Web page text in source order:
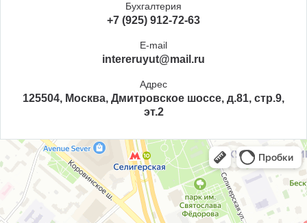
Бухгалтерия
+7 (925) 912-72-63
E-mail
intereruyut@mail.ru
Адрес
125504, Москва, Дмитровское шоссе, д.81, стр.9,
эт.2